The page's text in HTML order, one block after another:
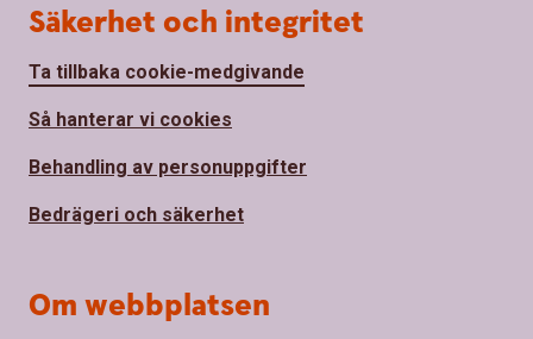
Säkerhet och integritet
Ta tillbaka cookie-medgivande
Så hanterar vi cookies
Behandling av personuppgifter
Bedrägeri och säkerhet
Om webbplatsen